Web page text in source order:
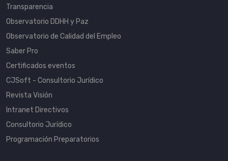
Transparencia
Observatorio DDHH y Paz
Observatorio de Calidad del Empleo
Saber Pro
Certificados eventos
CJSoft - Consultorio Jurídico
Revista Visión
Intranet Directivos
Consultorio Jurídico
Programación Preparatorios